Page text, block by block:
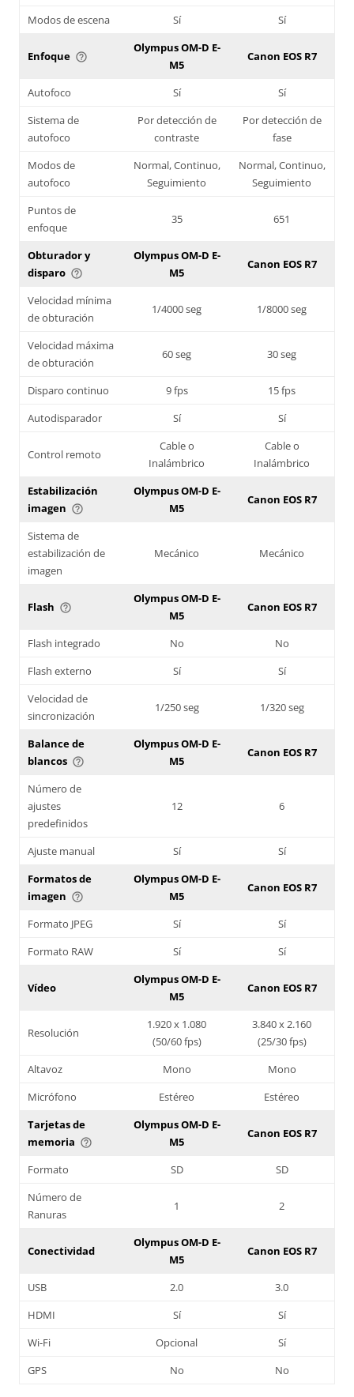
Modos de escena Sí Sí
Enfoque help_outline
Olympus OM-D E-
M5
Canon EOS R7
Autofoco Sí
Sí
Sistema de
autofoco
Por detección de
contraste
Por detección de
fase
Modos de
autofoco
Normal, Continuo,
Seguimiento
Normal, Continuo,
Seguimiento
Puntos de
enfoque
35 651
Obturador y
disparo help_outline
Olympus OM-D E-
M5
Canon EOS R7
Velocidad mínima
de obturación
1/4000 seg 1/8000 seg
Velocidad máxima
de obturación
60 seg 30 seg
Disparo continuo 9 fps
15 fps
Autodisparador
Sí Sí
Control remoto
Cable o
Inalámbrico
Cable o
Inalámbrico
Estabilización
imagen help_outline
Olympus OM-D E-
M5
Canon EOS R7
Sistema de
estabilización de
imagen
Mecánico Mecánico
Flash help_outline
Olympus OM-D E-
M5
Canon EOS R7
Flash integrado No
No
Flash externo
Sí
Sí
Velocidad de
sincronización
1/250 seg 1/320 seg
Balance de
blancos help_outline
Olympus OM-D E-
M5
Canon EOS R7
Número de
ajustes
predefinidos
12 6
Ajuste manual Sí
Sí
Formatos de
imagen help_outline
Olympus OM-D E-
M5
Canon EOS R7
Formato JPEG Sí
Sí
Formato RAW
Sí Sí
Vídeo
Olympus OM-D E-
M5
Canon EOS R7
Resolución
1.920 x 1.080
(50/60 fps)
3.840 x 2.160
(25/30 fps)
Altavoz
Mono
Mono
Micrófono
Estéreo
Estéreo
Tarjetas de
memoria help_outline
Olympus OM-D E-
M5
Canon EOS R7
Formato SD
SD
Número de
Ranuras
1 2
Conectividad
Olympus OM-D E-
M5
Canon EOS R7
USB 2.0
3.0
HDMI
Sí
Sí
Wi-Fi
Opcional
Sí
GPS
No No